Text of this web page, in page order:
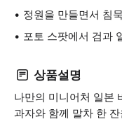
정원을 만들면서 침
포토 스팟에서 검과
상품설명
나만의 미니어처 일본
과자와 함께 말차 한